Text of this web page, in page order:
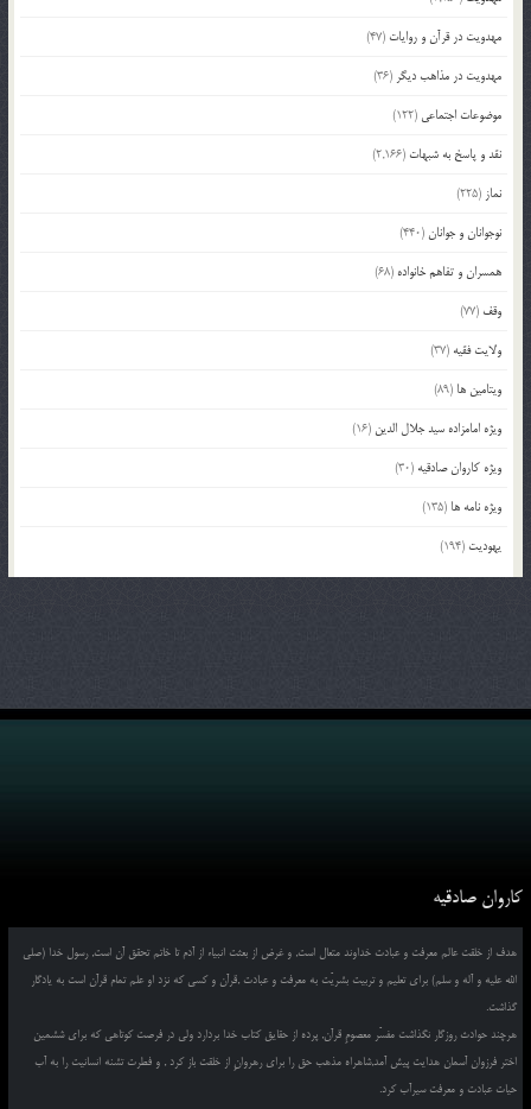
مهدویت در قرآن و روایات (47)
مهدویت در مذاهب دیگر (36)
موضوعات اجتماعی (122)
نقد و پاسخ به شبهات (2,166)
نماز (225)
نوجوانان و جوانان(440)
همسران و تفاهم خانواده (68)
وقف (77)
ولایت فقیه (37)
ویتامین ها (89)
ویژه امامزاده سید جلال الدین (16)
ویژه کاروان صادقیه (30)
ویژه نامه ها (135)
یهودیت (194)
کاروان صادقیه
هدف از خلقت عالم معرفت و عبادت خداوند متعال است, و غرض از بعثت انبیاء از آدم تا خاتم تحقق آن است, رسول خدا (صلی
الله علیه و آله و سلم) برای تعلیم و تربیت بشریّت به معرفت و عبادت ,قرآن و کسی که نزد او علم تمام قرآن است به یادگار
گذاشت.
هرچند حوادث روزگار نگذاشت مفسّر معصومِ قرآن, پرده از حقایق کتاب خدا بردارد ولی در فرصت کوتاهی که برای ششمین
اختر فرزوان آسمان هدایت پیش آمد,شاهراه مذهب حق را برای رهروانِ از خلقت باز کرد , و فطرت تشنه انسانیت را به آب
حیات عبادت و معرفت سیرآب کرد.